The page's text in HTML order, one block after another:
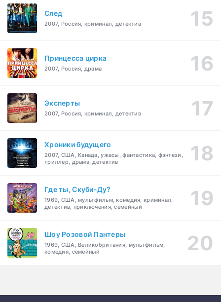
След
2007, Россия, криминал, детектив
Принцесса цирка
2007, Россия, драма
Эксперты
2007, Россия, криминал, детектив
Хроники будущего
2007, США, Канада, ужасы, фантастика, фэнтези,
триллер, драма, детектив
Где ты, Скуби-Ду?
1969, США, мультфильм, комедия, криминал,
детектив, приключения, семейный
Шоу Розовой Пантеры
1969, США, Великобритания, мультфильм,
комедия, семейный